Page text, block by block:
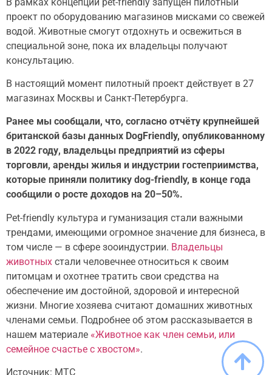
проект по оборудованию магазинов мисками со свежей
водой. Животные смогут отдохнуть и освежиться в
специальной зоне, пока их владельцы получают
консультацию.
В настоящий момент пилотный проект действует в 27
магазинах Москвы и Санкт-Петербурга.
Ранее мы сообщали, что, согласно отчёту крупнейшей
британской базы данных DogFriendly, опубликованному
в 2022 году, владельцы предприятий из сферы
торговли, аренды жилья и индустрии гостеприимства,
которые приняли политику dog-friendly, в конце года
сообщили о росте доходов на 20–50%.
Pet-friendly культура и гуманизация стали важными
трендами, имеющими огромное значение для бизнеса, в
том числе — в сфере зооиндустрии. Владельцы
животных стали человечнее относиться к своим
питомцам и охотнее тратить свои средства на
обеспечение им достойной, здоровой и интересной
жизни. Многие хозяева считают домашних животных
членами семьи. Подробнее об этом рассказывается в
нашем материале «Животное как член семьи, или
семейное счастье с хвостом».
Источник: МТС